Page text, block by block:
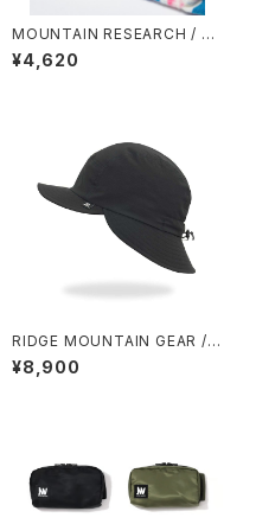
MOUNTAIN RESEARCH / TI
E DYE TABI
¥4,620
RIDGE MOUNTAIN GEAR / S
HADE CAP
¥8,900